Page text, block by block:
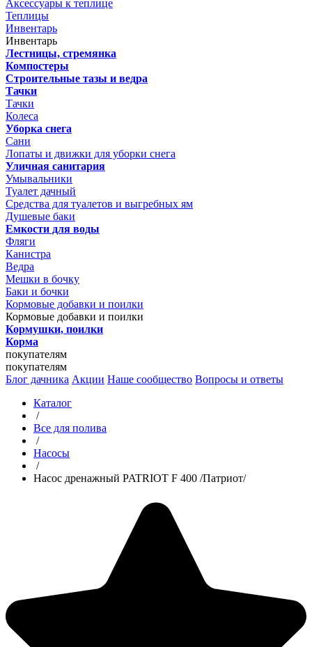
Аксессуары к теплице
Теплицы
Инвентарь
Инвентарь
Лестницы, стремянка
Компостеры
Строительные тазы и ведра
Тачки
Тачки
Колеса
Уборка снега
Сани
Лопаты и движки для уборки снега
Уличная санитария
Умывальники
Туалет дачный
Средства для туалетов и выгребных ям
Душевые баки
Емкости для воды
Фляги
Канистра
Ведра
Мешки в бочку
Баки и бочки
Кормовые добавки и поилки
Кормовые добавки и поилки
Кормушки, поилки
Корма
покупателям
покупателям
Блог дачника Акции Наше сообщество Вопросы и ответы
Каталог
/
Все для полива
/
Насосы
/
Насос дренажный PATRIOT F 400 /Патриот/